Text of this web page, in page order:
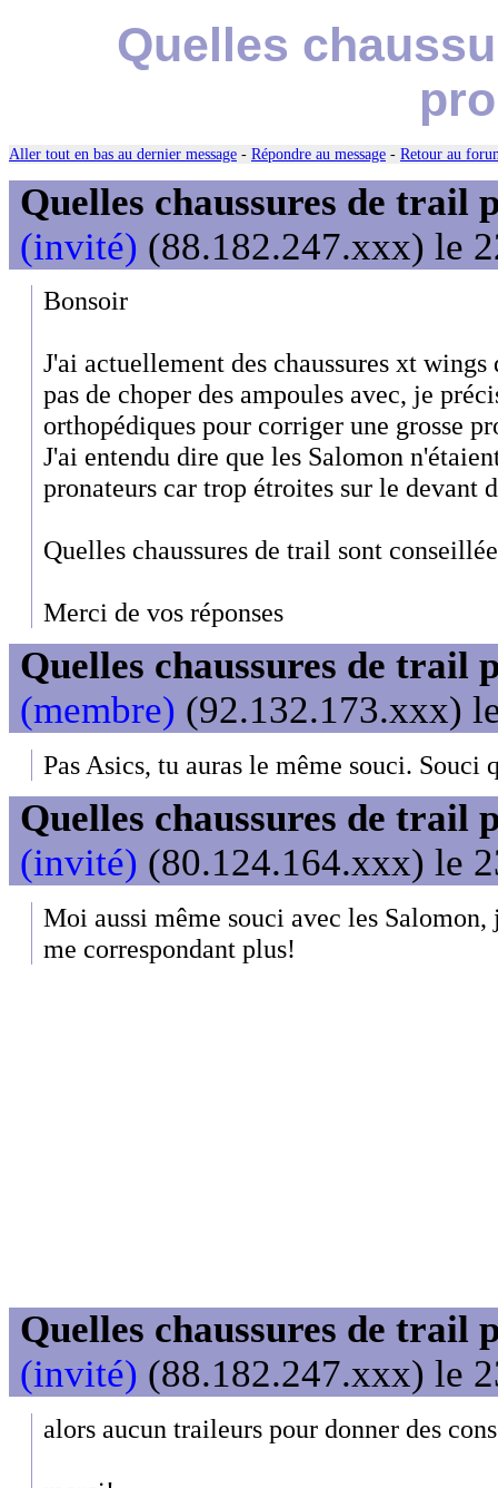
Quelles
Aller tout en bas au dernier message - Répondre au message - Retour au
Quelles chaussures de trail
(invité) (88.182.247.xxx) le
Bonsoir
J'ai actuellement des chaussures xt
pas de choper des ampoules avec, je
orthopédiques pour corriger une grosse
J'ai entendu dire que les Salomon
pronateurs car trop étroites sur le devant
Quelles chaussures de trail sont
Merci de vos réponses
Quelles chaussures de trail
(membre) (92.132.173.xxx)
Pas Asics, tu auras le même souci. Souci
Quelles chaussures de trail
(invité) (80.124.164.xxx) le
Moi aussi même souci avec les Salomon,
me correspondant plus!
Quelles chaussures de trail
(invité) (88.182.247.xxx) le
alors aucun traileurs pour donner des